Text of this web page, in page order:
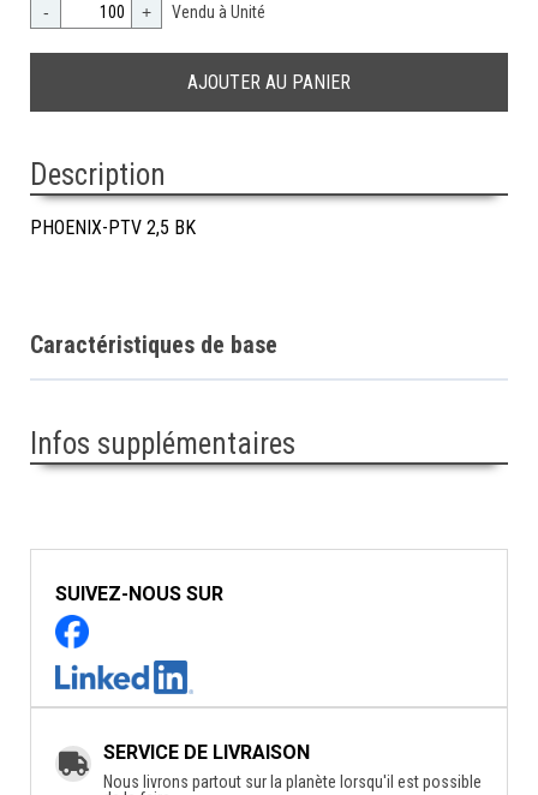
- + Vendu à Unité
Description
PHOENIX-PTV 2,5 BK
Caractéristiques de base
Infos supplémentaires
SUIVEZ-NOUS SUR
SERVICE DE LIVRAISON
Nous livrons partout sur la planète lorsqu'il est possible